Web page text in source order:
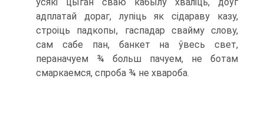
адплатай дораг, лупіць як сідараву казу,
строіць падкопы, гаспадар свайму сло­ву,
сам сабе пан, банкет на ўвесь свет,
пераначуем ¾ больш пачуем, не ботам
смаркаемся, спроба ¾ не хвароба.